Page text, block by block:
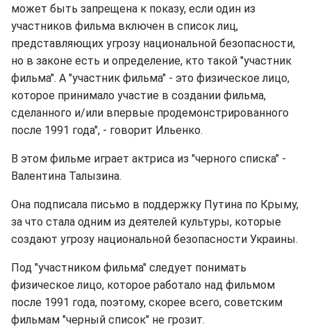
может быть запрещена к показу, если один из
участников фильма включен в список лиц,
представляющих угрозу национальной безопасности,
но в законе есть и определение, кто такой "участник
фильма". А "участник фильма" - это физическое лицо,
которое принимало участие в создании фильма,
сделанного и/или впервые продемонстрированного
после 1991 года", - говорит Ильенко.
В этом фильме играет актриса из "черного списка" -
Валентина Талызина.
Она подписала письмо в поддержку Путина по Крыму,
за что стала одним из деятелей культуры, которые
создают угрозу национальной безопасности Украины.
Под "участником фильма" следует понимать
физическое лицо, которое работало над фильмом
после 1991 года, поэтому, скорее всего, советским
фильмам "черный список" не грозит.